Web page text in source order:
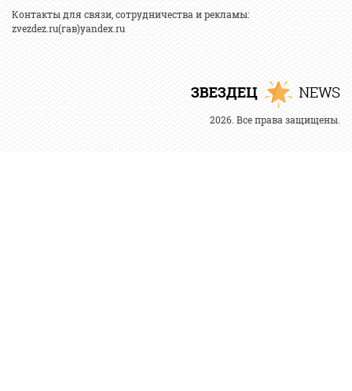
Контакты для связи, сотрудничества и рекламы:
zvezdez.ru(гав)yandex.ru
2026. Все права защищены.